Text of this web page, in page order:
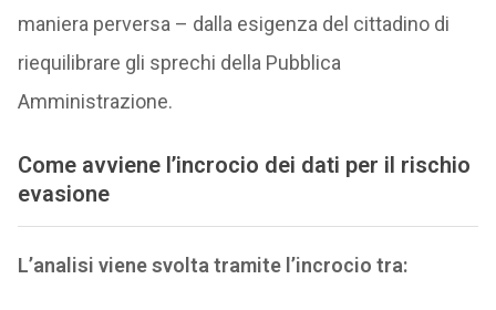
maniera perversa – dalla esigenza del cittadino di
riequilibrare gli sprechi della Pubblica
Amministrazione.
Come avviene l’incrocio dei dati per il rischio
evasione
L’analisi viene svolta tramite l’incrocio tra: